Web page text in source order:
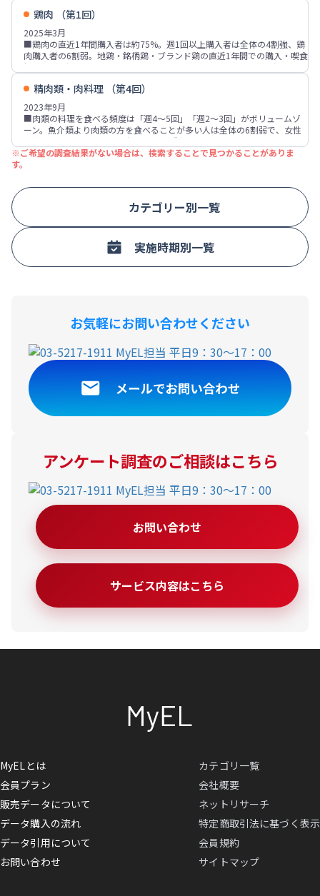
■豚肉購入者の購入場所は「スーパー」が約96%、「肉屋、食肉店」は
10%。購入する部位・形状・種類は「バラ」「こま切れ」が豚肉購入者の
各6割前後、「ロース」が5割強。「ひき肉」は4割強で、東日本での比率
が高い傾向。豚肉購入者のうち、国産を買うことの方が多い人は7割強、
「同じくらい」が2割弱。
■豚肉購入者の重視点は「価格」が約64%、「国産かどうか」「部位」が
各40%台、「賞味期限・消費期限」「鮮度」「味」が各30%台。「国産か
どうか」「肉の色、つや」「ドリップ(液体)がない」など女性の方が比率
が高い項目が多くみられる。
■食べたいと思う豚肉の特徴は、「味が良い」が6割弱、「うま味があ
る」が44%、「新鮮」「やわらかい」がそれぞれ約34～36%。豚肉の魅
力は「価格が安い」が約56%、「調理がしやすい」が約47%、「メニュー
が豊富」が36%、「健康によい」「ビタミンB群が豊富」がそれぞれ約24
鶏肉 （第1回）
2025年3月
■鶏肉の直近1年間購入者は約75%。週1回以上購入者は全体の4割強、鶏
肉購入者の6割弱。地鶏・銘柄鶏・ブランド鶏の直近1年間での購入・喫食
経験は5割強。鶏肉の料理・メニューを週1回以上食べる人は7割強、週2
■鶏肉購入者が普段購入する部位は「もも肉」8割強、「むね肉」7割弱、
「ささみ」「ひき肉」各30%台。鶏肉購入者の重視点は「価格」「部位」
「国産かどうか」が各50%台、「賞味期限・消費期限」「味」「鮮度」が
約34～36%。
■食べたいと思う鶏肉の特徴は「味が良い」が6割強、「うま味がある」
が約45%、「新鮮」「臭みが少ない」「パサパサしていない」が各3割
強。鶏肉の魅力は「価格が安い」が6割強、「調理がしやすい」が4割弱、
■好きな鶏肉料理や加工肉・加工食品は「鶏のから揚げ、竜田揚げ」が8
割弱、「焼き鳥」が約55%、「フライドチキン」「親子丼」がそれぞれ約
45～46%、「チキンカツ」「鶏の照り焼き」が各4割弱。
精肉類・肉料理 （第4回）
2023年9月
■肉類の料理を食べる頻度は「週4～5回」「週2～3回」がボリュームゾ
ーン。魚介類より肉類の方を食べることが多い人は全体の6割弱で、女性
や若年層での比率が高い。好きな肉の種類では「豚肉」が8割弱、「鶏
肉」「牛肉」が各7割強、「羊肉」「鴨肉」が各2割弱。
30%台。「国産かどうか」は過去調査と比べ減少傾向。
■肉のイメージは「おいしい」が全体の約75%、「スタミナがつく」5割
強、「たんぱく質が多い」「栄養価が高い」各4割弱、「カロリーが高
い」などは、女性での比率が高い。
■好きな肉料理の上位は「焼肉」「しょうが焼き」「からあげ、フライド
チキン」「カレー」「餃子」「トンカツ」が各60%台。「牛丼」「トンカ
ツ」「もつ煮込み」などは男性で高い傾向。女性10～50代では「からあ
※ご希望の調査結果がない場合は、検索することで見つかることがありま
す。
カテゴリー別一覧
実施時期別一覧
お気軽にお問い合わせください
アンケート調査のご相談はこちら
お問い合わせ
サービス内容はこちら
MyELとは
会員プラン
販売データについて
データ購入の流れ
データ引用について
お問い合わせ
カテゴリ一覧
会社概要
ネットリサーチ
特定商取引法に基づく表示
会員規約
サイトマップ